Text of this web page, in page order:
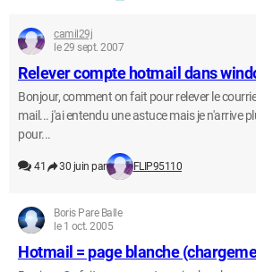
camil29j
le 29 sept. 2007
Relever compte hotmail dans
Bonjour, comment on fait pour relever le
mail... j'ai entendu une astuce mais je n'arrive
pour...
41 30 juin par FLIP95110
Boris Pare Balle
le 1 oct. 2005
Hotmail = page blanche